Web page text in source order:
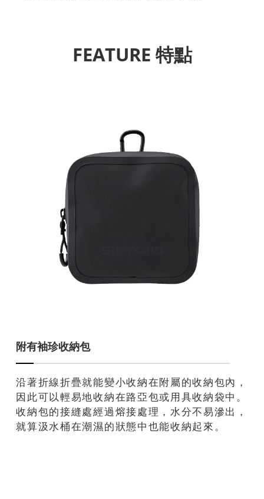
FEATURE 特點
附有袖珍收納包
沿著折線折疊就能變小收納在附屬的收納包內，
因此可以輕易地收納在路亞包或用具收納袋中。
收納包的接縫處經過熔接處理，水分不易滲出，
就算汲水桶在潮濕的狀態中也能收納起來。